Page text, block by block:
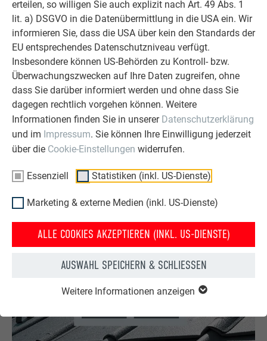
erteilen, so willigen Sie auch explizit nach Art. 49 Abs. 1
lit. a) DSGVO in die Datenübermittlung in die USA ein. Wir
informieren Sie, dass die USA über kein den Standards der
EU entsprechendes Datenschutzniveau verfügt.
Insbesondere können US-Behörden zu Kontroll- bzw.
Überwachungszwecken auf Ihre Daten zugreifen, ohne
dass Sie darüber informiert werden und ohne dass Sie
dagegen rechtlich vorgehen können. Weitere
Informationen finden Sie in unserer Datenschutzerklärung
und im Impressum. Sie können Ihre Einwilligung jederzeit
über die Cookie-Einstellungen widerrufen.
Essenziell Statistiken (inkl. US-Dienste)
Marketing & externe Medien (inkl. US-Dienste)
ALLE COOKIES AKZEPTIEREN (INKL. US-DIENSTE)
AUSWAHL SPEICHERN & SCHLIESSEN
Weitere Informationen anzeigen
immer den Vorzug geben.
WELCHEN TIPP GEBEN SIE TEILNEHMERN, DIE SICH IN
DIESEM JAHR AM GEWINNSPIEL BETEILIGEN MÖCHTEN?
Just do it! Einfach den Schritt unternehmen, ein paar Bilder
des Daches machen und registrieren. Definitiv wird sich ein
Teilnehmer sehr darüber freuen.
Vielen Dank, Herr Hofbauer, für die Beantwortung unserer